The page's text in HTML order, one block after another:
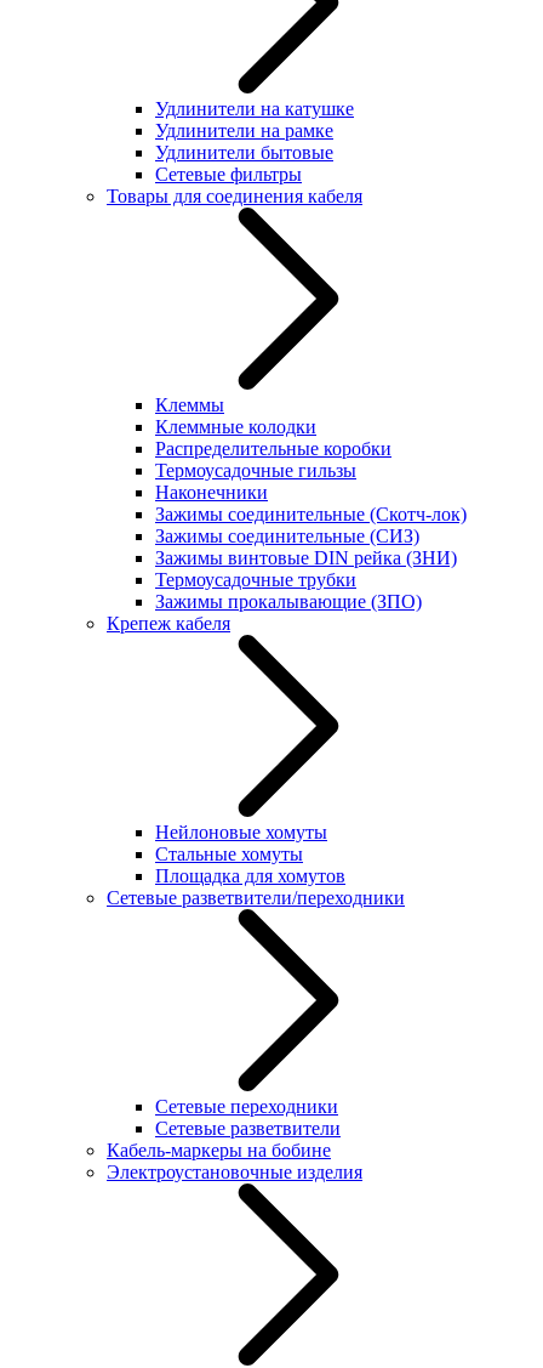
Удлинители на катушке
Удлинители на рамке
Удлинители бытовые
Сетевые фильтры
Товары для соединения кабеля
Клеммы
Клеммные колодки
Распределительные коробки
Термоусадочные гильзы
Наконечники
Зажимы соединительные (Скотч-лок)
Зажимы соединительные (СИЗ)
Зажимы винтовые DIN рейка (ЗНИ)
Термоусадочные трубки
Зажимы прокалывающие (ЗПО)
Крепеж кабеля
Нейлоновые хомуты
Стальные хомуты
Площадка для хомутов
Сетевые разветвители/переходники
Сетевые переходники
Сетевые разветвители
Кабель-маркеры на бобине
Электроустановочные изделия